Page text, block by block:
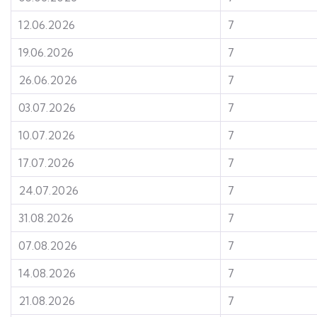
12.06.2026
7
19.06.2026
7
26.06.2026
7
03.07.2026
7
10.07.2026
7
17.07.2026
7
24.07.2026
7
31.08.2026
7
07.08.2026
7
14.08.2026
7
21.08.2026
7